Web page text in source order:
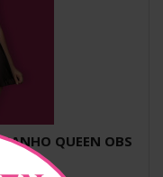
QUEEN OBS